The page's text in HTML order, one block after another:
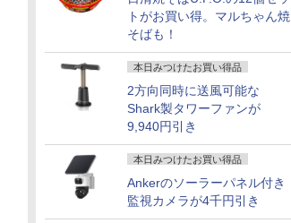
トがお買い得。マルちゃん焼
そばも！
本日みつけたお買い得品
2方向同時に送風可能な
Shark製タワーファンが
9,940円引き
本日みつけたお買い得品
Ankerのソーラーパネル付き
監視カメラが4千円引き